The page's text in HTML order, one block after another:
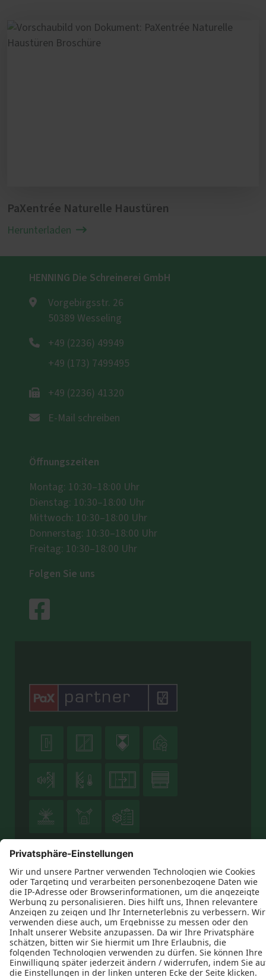
PaXentrée Naturelle Haustüren
Herunterladen
HENNING Die Schreinerei GmbH
Vorgebirgsstr. 26
50389 Wesseling
+49 (2236) 49949
+49 (173) 7499495
+49 (2236) 41320
E-Mail schreiben
Öffnungszeiten
Montag: 10:30–18:00 Uhr
Dienstag: 10:30–18:00 Uhr
Mittwoch: 10:30–18:00 Uhr
Donnerstag: 10:30–18:00 Uhr
Freitag: 10:30–18:00 Uhr
Folgen Sie uns
   
   
  
Datenschutz Impressum Kontakt
AGB
HENNING Die Schreinerei GmbH © 2026